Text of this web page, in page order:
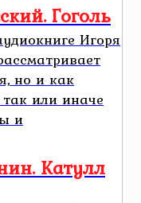
Гоголь
Игоря
но и как
или иначе
и
Катулл